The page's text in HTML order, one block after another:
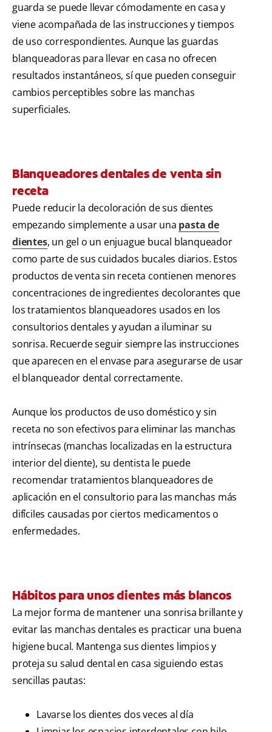
guarda se puede llevar cómodamente en casa y
viene acompañada de las instrucciones y tiempos
de uso correspondientes. Aunque las guardas
blanqueadoras para llevar en casa no ofrecen
resultados instantáneos, sí que pueden conseguir
cambios perceptibles sobre las manchas
superficiales.
Blanqueadores dentales de venta sin
receta
Puede reducir la decoloración de sus dientes
empezando simplemente a usar una pasta de
dientes, un gel o un enjuague bucal blanqueador
como parte de sus cuidados bucales diarios. Estos
productos de venta sin receta contienen menores
concentraciones de ingredientes decolorantes que
los tratamientos blanqueadores usados en los
consultorios dentales y ayudan a iluminar su
sonrisa. Recuerde seguir siempre las instrucciones
que aparecen en el envase para asegurarse de usar
el blanqueador dental correctamente.
Aunque los productos de uso doméstico y sin
receta no son efectivos para eliminar las manchas
intrínsecas (manchas localizadas en la estructura
interior del diente), su dentista le puede
recomendar tratamientos blanqueadores de
aplicación en el consultorio para las manchas más
difíciles causadas por ciertos medicamentos o
enfermedades.
Hábitos para unos dientes más blancos
La mejor forma de mantener una sonrisa brillante y
evitar las manchas dentales es practicar una buena
higiene bucal. Mantenga sus dientes limpios y
proteja su salud dental en casa siguiendo estas
sencillas pautas:
Lavarse los dientes dos veces al día